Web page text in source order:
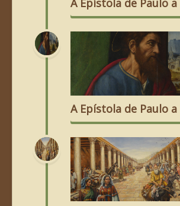
A Epístola de Paulo
A Epístola de Paulo